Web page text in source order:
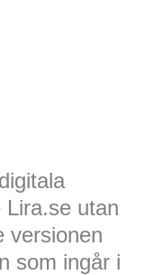
Lira.se utan
versionen
som ingår i